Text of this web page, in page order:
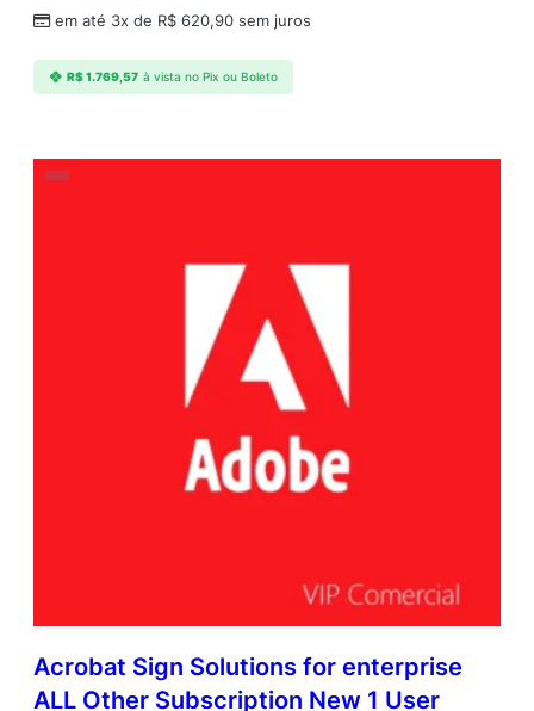
em até 3x de R$ 620,90 sem juros
R$1.769,57 à vista no Pix ou Boleto
Acrobat Sign Solutions for enterprise
ALL Other Subscription New 1 User